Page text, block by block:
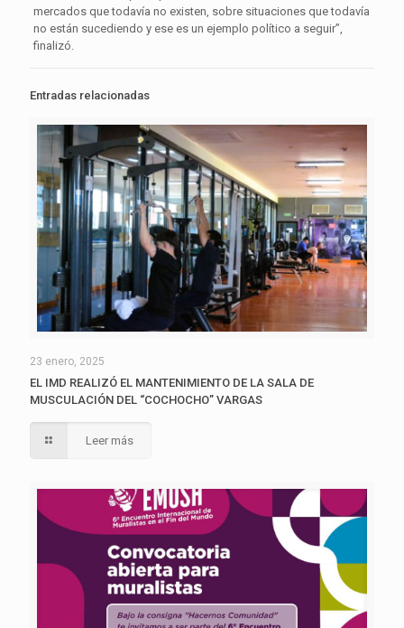
mercados que todavía no existen, sobre situaciones que todavía
no están sucediendo y ese es un ejemplo político a seguir”,
finalizó.
Entradas relacionadas
23 enero, 2025
EL IMD REALIZÓ EL MANTENIMIENTO DE LA SALA DE
MUSCULACIÓN DEL “COCHOCHO” VARGAS
Leer más